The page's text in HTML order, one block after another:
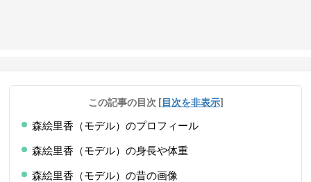
この記事の目次 [目次を非表示]
森絵里香（モデル）のプロフィール
森絵里香（モデル）の身長や体重
森絵里香（モデル）の昔の画像